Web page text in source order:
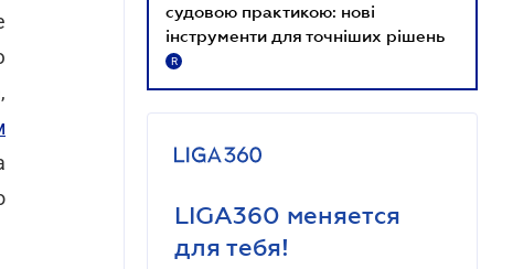
судовою практикою: нові
інструменти для точніших рішень
R
LIGA360 меняется
для тебя!